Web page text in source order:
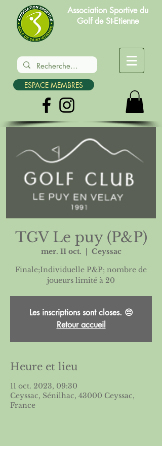
Association Sportive du
Golf de St-Etienne
ESPACE MEMBRES
TGV Le puy (P&P)
mer. 11 oct.
Ceyssac
Finale;Individuelle P&P; nombre de
Les inscriptions sont closes. 😔
Retour accueil
Heure et lieu
11 oct. 2023, 09:30
Ceyssac, Sénilhac, 43000 Ceyssac,
France